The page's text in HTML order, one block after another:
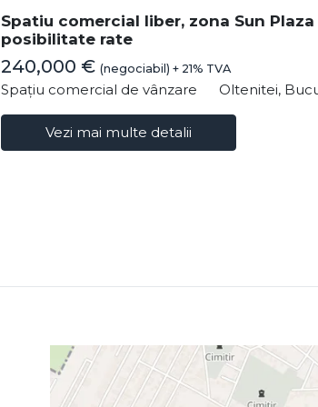
Spatiu comercial liber, zona Sun
posibilitate rate
240,000 € (negociabil) + 21% TVA
Spațiu comercial de vânzare Oltenitei,
Vezi mai multe detalii